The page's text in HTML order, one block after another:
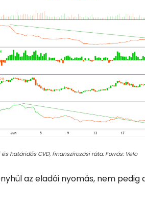
határidős CVD, finanszírozási ráta. Forrás: Velo
az eladói nyomás, nem pedig